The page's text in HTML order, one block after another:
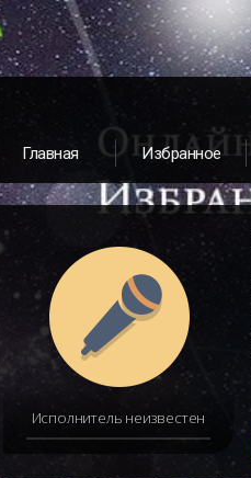
Главная Избранное
Исполнитель неизвестен